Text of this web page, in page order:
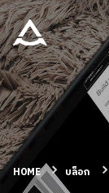
เครื่องมือและเอ
บล็อก & ข่าวสาร
ผลิตภัณฑ์
HOME บล็อก